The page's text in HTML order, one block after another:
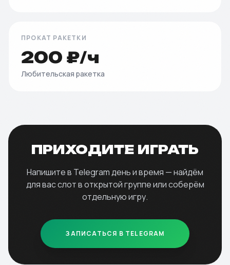
ПРОКАТ РАКЕТКИ
200 ₽/ч
Любительская ракетка
ПРИХОДИТЕ ИГРАТЬ
Напишите в Telegram день и время — найдём
для вас слот в открытой группе или соберём
отдельную игру.
ЗАПИСАТЬСЯ В TELEGRAM